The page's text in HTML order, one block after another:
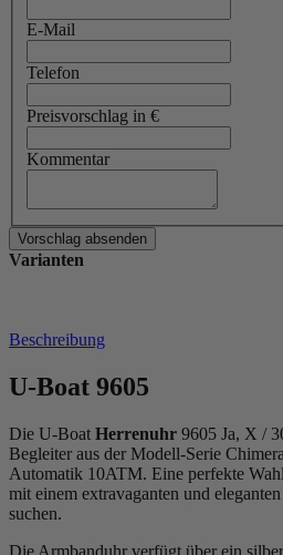
E-Mail
Telefon
Preisvorschlag in €
Kommentar
Varianten
Beschreibung
U-Boat 9605
Die U-Boat Herrenuhr 9605 Ja, X /
Begleiter aus der Modell-Serie
Automatik 10ATM. Eine perfekte
mit einem extravaganten und
suchen.